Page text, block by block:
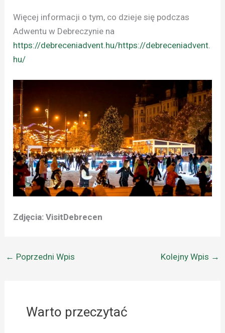
Więcej informacji o tym, co dzieje się podczas
Adwentu w Debreczynie na
https://debreceniadvent.hu/https://debreceniadvent.
hu/
Zdjęcia: VisitDebrecen
← Poprzedni Wpis Kolejny Wpis →
Warto przeczytać